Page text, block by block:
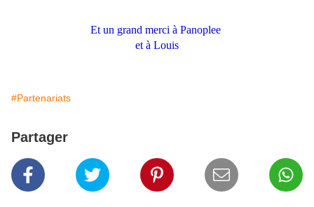
Et un grand merci à Panoplee
et à Louis
#Partenariats
Partager